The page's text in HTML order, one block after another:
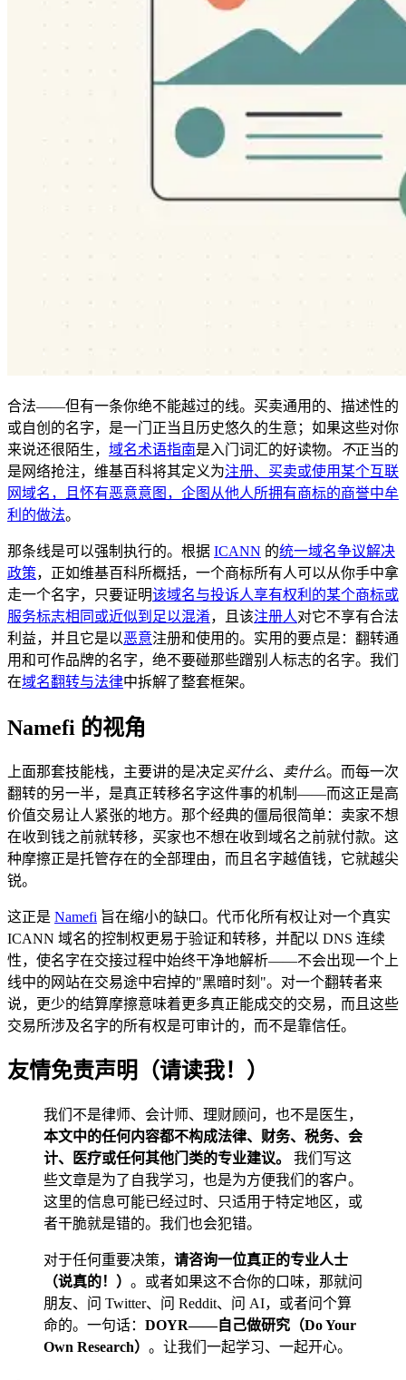
合法——但有一条你绝不能越过的线。买卖通用的、描述性的
或自创的名字，是一门正当且历史悠久的生意；如果这些对你
来说还很陌生， 域名术语指南是入门词汇的好读物。 不正当的
是网络抢注，维基百科将其定义为注册、买卖或使用某个互联
网域名，且怀有恶意意图，企图从他人所拥有商标的商誉中牟
利的做法。
那条线是可以强制执行的。根据 ICANN 的统一域名争议解决
政策，正如维基百科所概括，一个商标所有人可以从你手中拿
走一个名字，只要证明该域名与投诉人享有权利的某个商标或
服务标志相同或近似到足以混淆，且该注册人对它不享有合法
利益，并且它是以恶意注册和使用的。实用的要点是：翻转通
用和可作品牌的名字，绝不要碰那些蹭别人标志的名字。我们
在域名翻转与法律中拆解了整套框架。
Namefi 的视角
上面那套技能栈，主要讲的是决定买什么、卖什么。而每一次
翻转的另一半，是真正转移名字这件事的机制——而这正是高
价值交易让人紧张的地方。那个经典的僵局很简单：卖家不想
在收到钱之前就转移，买家也不想在收到域名之前就付款。这
种摩擦正是托管存在的全部理由，而且名字越值钱，它就越尖
锐。
这正是 Namefi 旨在缩小的缺口。代币化所有权让对一个真实
ICANN 域名的控制权更易于验证和转移，并配以 DNS 连续
性，使名字在交接过程中始终干净地解析——不会出现一个上
线中的网站在交易途中宕掉的"黑暗时刻"。对一个翻转者来
说，更少的结算摩擦意味着更多真正能成交的交易，而且这些
交易所涉及名字的所有权是可审计的，而不是靠信任。
友情免责声明（请读我！）
我们不是律师、会计师、理财顾问，也不是医生，
本文中的任何内容都不构成法律、财务、税务、会
计、医疗或任何其他门类的专业建议。
我们写这
些文章是为了自我学习，也是为方便我们的客户。
这里的信息可能已经过时、只适用于特定地区，或
者干脆就是错的。我们也会犯错。
对于任何重要决策， 请咨询一位真正的专业人士
（说真的！） 。或者如果这不合你的口味，那就问
朋友、问 Twitter、问 Reddit、问 AI，或者问个算
命的。一句话： DOYR——自己做研究（Do Your
Own Research） 。让我们一起学习、一起开心。